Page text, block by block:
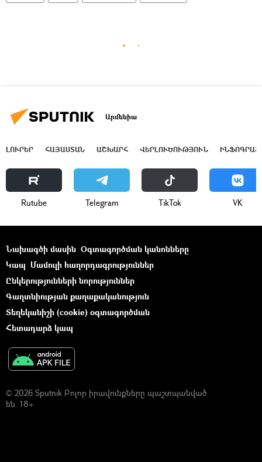
Արմենիա
ԼՈՒՐԵՐ ՀԱՅԱՍՏԱՆ ԱՇԽԱՐՀ ՎԵՐԼՈՒԾՈՒԹՅՈՒՆ
Rutube Telegram ТikТоk VK
Նախագծի մասին Օգտագործման կանոնները
Կապ Մամուլի հաղորդագրություններ
Ընկերությունների նորություններ
Գաղտնիության քաղաքականություն
Տեղեկանիշի (cookie) օգտագործման
Հետադարձ կապ
© 2026 Sputnik Բոլոր իրավունքները պաշտպանված
են. 18+